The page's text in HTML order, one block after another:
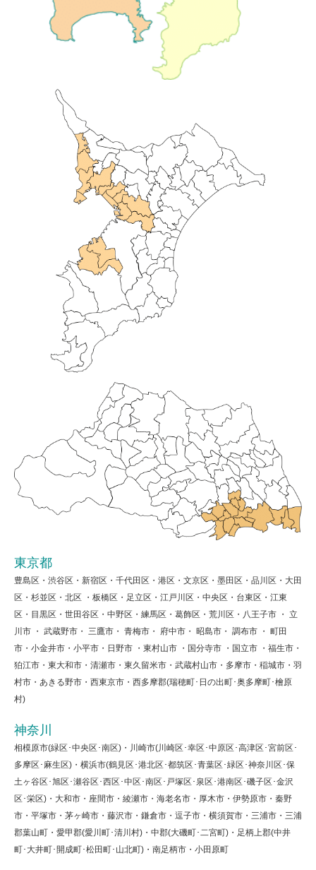
東京都
豊島区・渋谷区・新宿区・千代田区・港区・文京区・墨田区・品川区・大田
区・杉並区・北区 ・板橋区・足立区・江戸川区・中央区・台東区・江東
区・目黒区・世田谷区・中野区・練馬区・葛飾区・荒川区・八王子市 ・ 立
川市 ・ 武蔵野市・ 三鷹市・ 青梅市・ 府中市・ 昭島市・ 調布市 ・ 町田
市・小金井市・小平市・日野市 ・東村山市 ・国分寺市 ・国立市 ・福生市・
狛江市・東大和市・清瀬市・東久留米市・武蔵村山市・多摩市・稲城市・羽
村市・あきる野市・西東京市・西多摩郡(瑞穂町･日の出町･奥多摩町･檜原
村)
神奈川
相模原市(緑区･中央区･南区)・川崎市(川崎区･幸区･中原区･高津区･宮前区･
多摩区･麻生区)・横浜市(鶴見区･港北区･都筑区･青葉区･緑区･神奈川区･保
土ヶ谷区･旭区･瀬谷区･西区･中区･南区･戸塚区･泉区･港南区･磯子区･金沢
区･栄区)・大和市・座間市・綾瀬市・海老名市・厚木市・伊勢原市・秦野
市・平塚市・茅ヶ崎市・藤沢市・鎌倉市・逗子市・横須賀市・三浦市・三浦
郡葉山町・愛甲郡(愛川町･清川村)・中郡(大磯町･二宮町)・足柄上郡(中井
町･大井町･開成町･松田町･山北町)・南足柄市・小田原町